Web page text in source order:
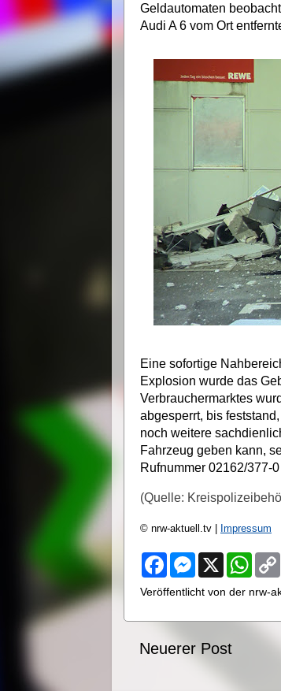
Geldautomaten
Audi A 6 vom Ort
Eine sofortige
Explosion wurde das
Verbrauchermarktes
abgesperrt, bis
noch weitere
Fahrzeug geben kann,
Rufnummer 02162/377-
(Quelle:
© nrw-aktuell.tv | Impressum
F
e
o
k
M
s
n
e
X
W
t
A
Veröffentlicht von der nrw-
Neuerer Post